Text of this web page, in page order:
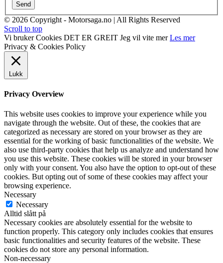
Send
© 2026 Copyright - Motorsaga.no | All Rights Reserved
Scroll to top
Vi bruker Cookies DET ER GREIT Jeg vil vite mer Les mer
Privacy & Cookies Policy
Lukk
Privacy Overview
This website uses cookies to improve your experience while you
navigate through the website. Out of these, the cookies that are
categorized as necessary are stored on your browser as they are
essential for the working of basic functionalities of the website. We
also use third-party cookies that help us analyze and understand how
you use this website. These cookies will be stored in your browser
only with your consent. You also have the option to opt-out of these
cookies. But opting out of some of these cookies may affect your
browsing experience.
Necessary
Necessary
Alltid slått på
Necessary cookies are absolutely essential for the website to
function properly. This category only includes cookies that ensures
basic functionalities and security features of the website. These
cookies do not store any personal information.
Non-necessary